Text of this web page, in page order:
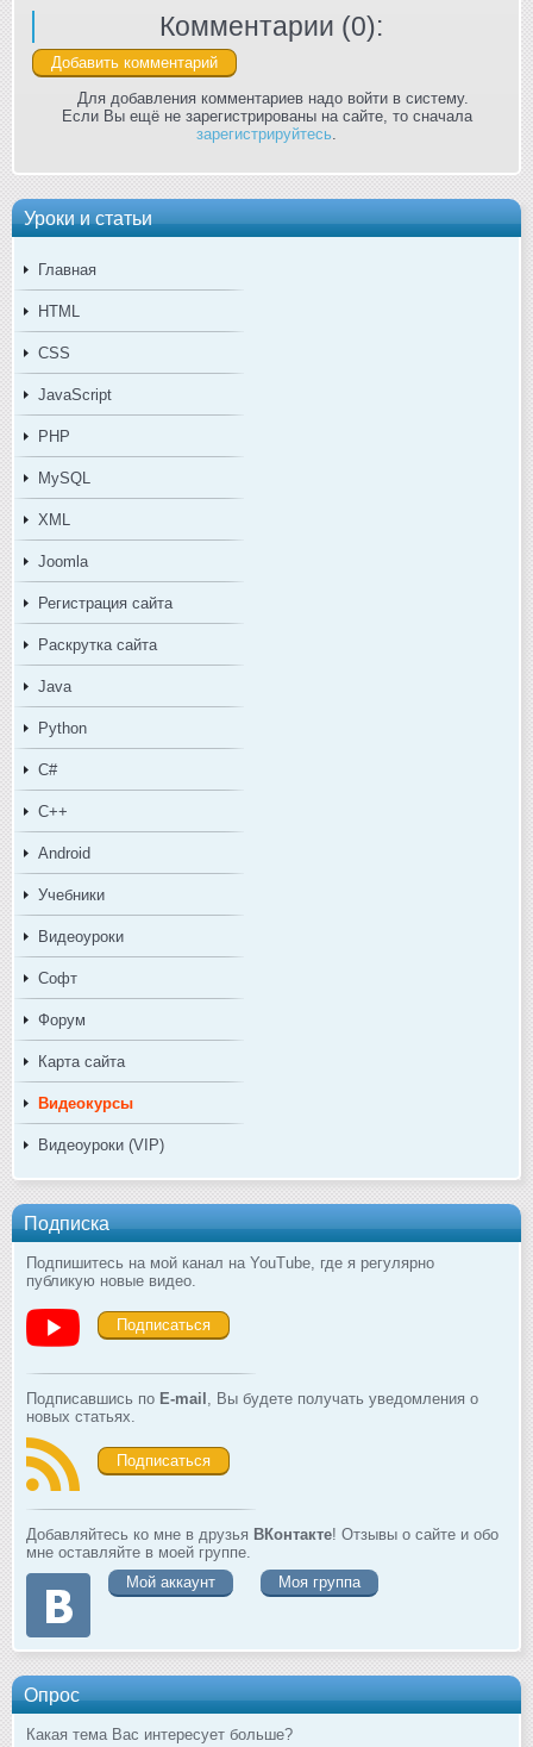
Уроки и статьи
Главная
HTML
CSS
JavaScript
PHP
MySQL
XML
Joomla
Регистрация сайта
Раскрутка сайта
Java
Python
C#
C++
Android
Учебники
Видеоуроки
Софт
Форум
Карта сайта
Видеокурсы
Видеоуроки (VIP)
Подписка
Подпишитесь на мой канал на YouTube, где я регулярно
публикую новые видео.
Подписаться
Подписавшись по E-mail , Вы будете получать уведомления о
новых статьях.
Подписаться
Добавляйтесь ко мне в друзья ВКонтакте! Отзывы о сайте и обо
мне оставляйте в моей группе.
Мой аккаунт
Моя группа
Опрос
Какая тема Вас интересует больше?
Комментарии (0):
Для добавления комментариев надо войти в систему.
Если Вы ещё не зарегистрированы на сайте, то сначала
зарегистрируйтесь